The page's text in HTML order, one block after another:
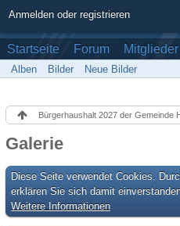
Anmelden oder registrieren
Startseite Forum Mitglieder
Alben Bilder Neue Bilder
Bürgerhaushalt 2027 der Gemeinde
Galerie
Diese Seite verwendet Cookies.
erklären Sie sich damit
Weitere Informationen